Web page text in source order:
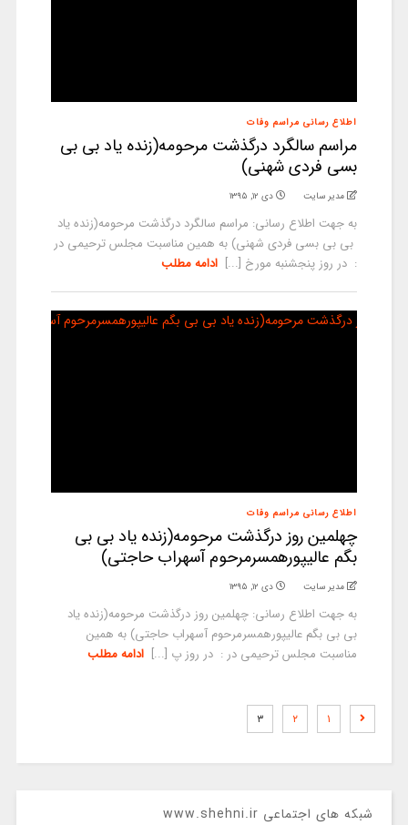
اطلاع رسانی مراسم وفات
مراسم سالگرد درگذشت مرحومه(زنده یاد بی بی
بسی فردی شهنی)
مدیر سایت دی ۱۲, ۱۳۹۵
به جهت اطلاع رسانی: مراسم سالگرد درگذشت مرحومه(زنده یاد
بی بی بسی فردی شهنی) به همین مناسبت مجلس ترحیمی در
: در روز پنجشنبه مورخ [...] ادامه مطلب
اطلاع رسانی مراسم وفات
چهلمین روز درگذشت مرحومه(زنده یاد بی بی
بگم عالیپورهمسرمرحوم آسهراب حاجتی)
مدیر سایت دی ۱۲, ۱۳۹۵
به جهت اطلاع رسانی: چهلمین روز درگذشت مرحومه(زنده یاد
بی بی بگم عالیپورهمسرمرحوم آسهراب حاجتی) به همین
مناسبت مجلس ترحیمی در : در روز پ [...] ادامه مطلب
۱ ۲ ۳
شبکه های اجتماعی www.shehni.ir